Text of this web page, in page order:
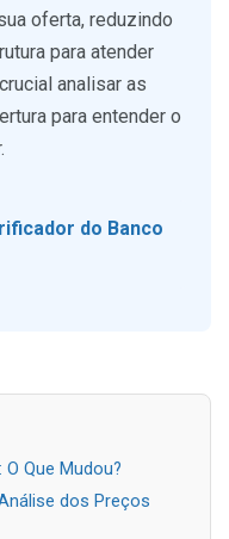
oferta, reduzindo
para atender
analisar as
para entender o
do Banco
Que Mudou?
dos Preços